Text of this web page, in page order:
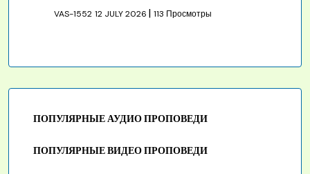
VAS-1552 12 JULY 2026 | 113 Просмотры
ПОПУЛЯРНЫЕ АУДИО ПРОПОВЕДИ
ПОПУЛЯРНЫЕ ВИДЕО ПРОПОВЕДИ